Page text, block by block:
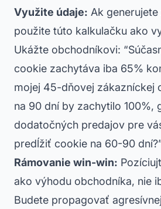
Využite údaje: Ak
použite túto kalkulačku ako
Ukážte obchodníkovi:
cookie zachytáva iba 65%
mojej 45-dňovej zákazníckej
na 90 dní by zachytilo 100%,
dodatočných predajov pre
predĺžiť cookie na 60-90
Rámovanie win-win:
ako výhodu obchodníka, nie
Budete propagovať